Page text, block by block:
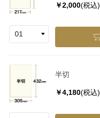
￥2,000(税込)
半切
￥4,180(税込)